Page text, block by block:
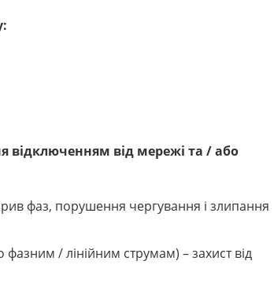
відключенням від мережі та / або
фаз, порушення чергування і злипання
/ лінійним струмам) – захист від